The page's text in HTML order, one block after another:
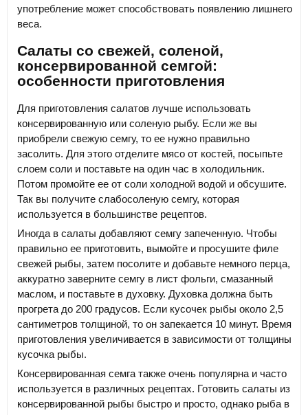
употребление может способствовать появлению лишнего
веса.
Салаты со свежей, соленой,
консервированной семгой:
особенности приготовления
Для приготовления салатов лучше использовать
консервированную или соленую рыбу. Если же вы
приобрели свежую семгу, то ее нужно правильно
засолить. Для этого отделите мясо от костей, посыпьте
слоем соли и поставьте на один час в холодильник.
Потом промойте ее от соли холодной водой и обсушите.
Так вы получите слабосоленую семгу, которая
используется в большинстве рецептов.
Иногда в салаты добавляют семгу запеченную. Чтобы
правильно ее приготовить, вымойте и просушите филе
свежей рыбы, затем посолите и добавьте немного перца,
аккуратно заверните семгу в лист фольги, смазанный
маслом, и поставьте в духовку. Духовка должна быть
прогрета до 200 градусов. Если кусочек рыбы около 2,5
сантиметров толщиной, то он запекается 10 минут. Время
приготовления увеличивается в зависимости от толщины
кусочка рыбы.
Консервированная семга также очень популярна и часто
используется в различных рецептах. Готовить салаты из
консервированной рыбы быстро и просто, однако рыба в